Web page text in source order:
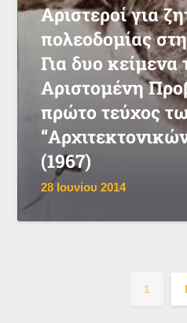
Αριστεροί για
πολεοδομίας
Για δυο κείμενα
Αριστομένη
πρώτο τεύχος
(1967)
28 Ιουνίου 2014
1